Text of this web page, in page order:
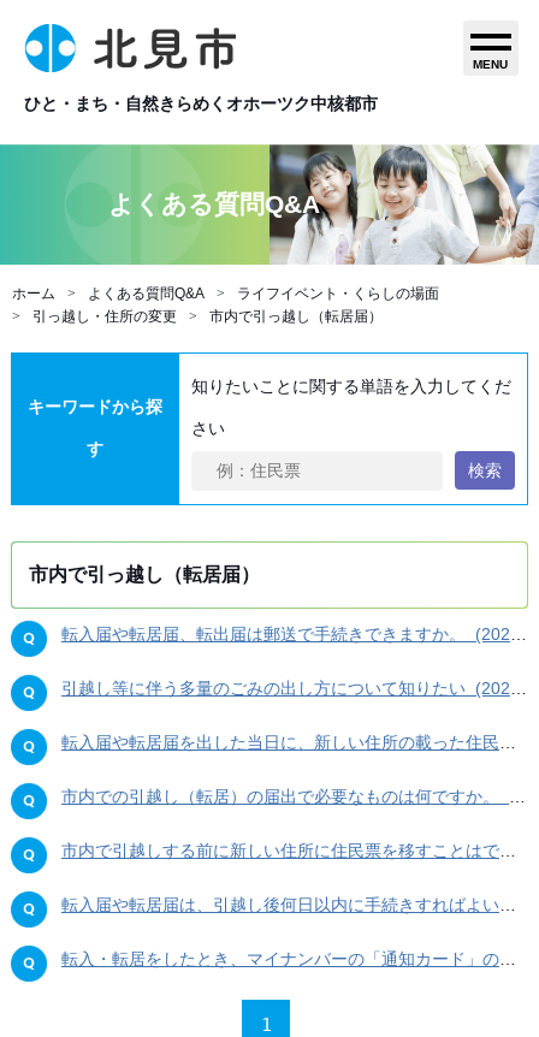
ひと・まち・自然きらめくオホーツク中核都市
MENU
よくある質問Q&A
ホーム よくある質問Q&A
ライフイベント・くらしの場面
引っ越し・住所の変更
市内で引っ越し（転居届）
キーワードから探
す
知りたいことに関する単語を入力してくだ
さい
検索
市内で引っ越し（転居届）
転入届や転居届、転出届は郵送で手続きできますか。 (2026年06月02日)
引越し等に伴う多量のごみの出し方について知りたい (2026年05月22日)
転入届や転居届を出した当日に、新しい住所の載った住民票をとることはできますか。 (2026年04月21日)
市内での引越し（転居）の届出で必要なものは何ですか。 (2026年04月21日)
市内で引越しする前に新しい住所に住民票を移すことはできますか。 (2026年03月27日)
転入届や転居届は、引越し後何日以内に手続きすればよいですか。 (2026年03月27日)
転入・転居をしたとき、マイナンバーの「通知カード」の住所変更手続きは必要ですか。 (2026年03月27日)
1